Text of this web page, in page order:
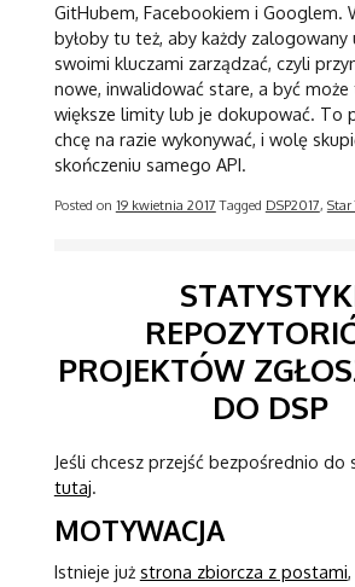
GitHubem, Facebookiem i Googlem.
byłoby tu też, aby każdy zalogowany
swoimi kluczami zarządzać, czyli
nowe, inwalidować stare, a być
większe limity lub je dokupować. To
chcę na razie wykonywać, i wolę
skończeniu samego API.
Posted on 19 kwietnia 2017 Tagged DSP2017, Star
PROJEKTÓW
DO DSP
Jeśli chcesz przejść bezpośrednio do
tutaj.
MOTYWACJA
Istnieje już strona zbiorcza z postami